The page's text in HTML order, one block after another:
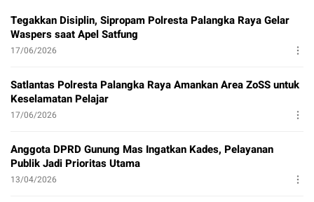
Tegakkan Disiplin, Sipropam Polresta Palangka Raya Gelar
Waspers saat Apel Satfung
17/06/2026
Satlantas Polresta Palangka Raya Amankan Area ZoSS untuk
Keselamatan Pelajar
17/06/2026
Anggota DPRD Gunung Mas Ingatkan Kades, Pelayanan
Publik Jadi Prioritas Utama
13/04/2026